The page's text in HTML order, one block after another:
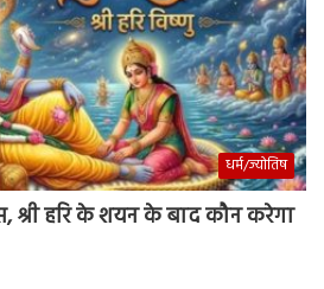
धर्म/ज्योतिष
हरि के शयन के बाद कौन करेगा